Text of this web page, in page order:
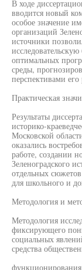
В ходе
вводится новый
особое значение
организаций
источники
оптимальных
среды,
перспективами его
Практическая
Результаты
историко-
Московской
оказались
работе, создании
Зеленоградского
отдельных
для школьного и
Методология и
Методология
фиксирующего
социальных
средства
функционирования